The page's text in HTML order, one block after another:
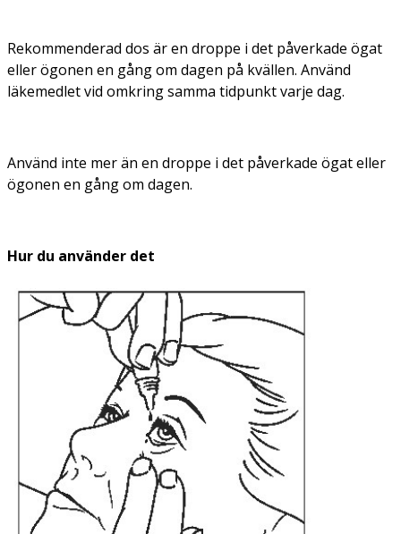
Rekommenderad dos är en droppe i det påverkade ögat
eller ögonen en gång om dagen på kvällen. Använd
läkemedlet vid omkring samma tidpunkt varje dag.
Använd inte mer än en droppe i det påverkade ögat eller
ögonen en gång om dagen.
Hur du använder det